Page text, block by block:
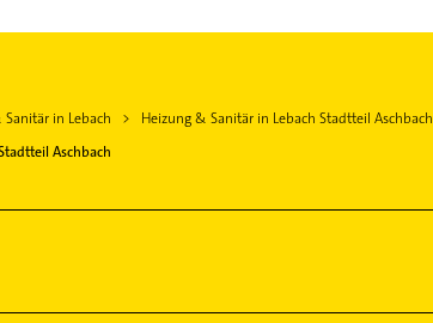
in Lebach Heizung & Sanitär in Lebach Stadtteil Aschbach
Aschbach